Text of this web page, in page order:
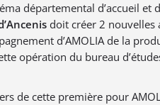
départemental d’accueil et
doit créer 2 nouvelles
d’AMOLIA de la
opération du bureau
de cette première pour